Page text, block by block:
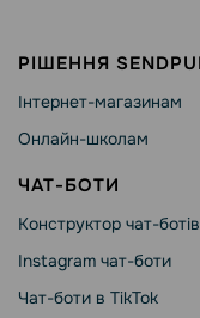
РІШЕННЯ
Інтернет-магазинам
Онлайн-школам
ЧАТ-БОТИ
Конструктор чат-ботів
Instagram чат-боти
Чат-боти в TikTok